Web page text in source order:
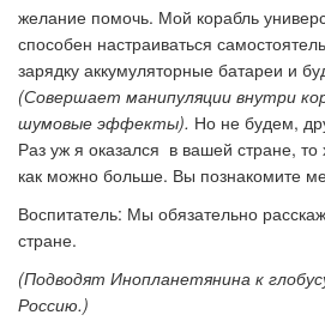
желание помочь. Мой корабль
способен настраиваться
зарядку аккумуляторные батареи и
(Совершает манипуляции внутри
шумовые эффекты). Но не будем,
Раз уж я оказался в вашей стране, то
как можно больше. Вы познакомите
Воспитатель: Мы обязательно
стране.
(Подводят Инопланетянина к
Россию.)